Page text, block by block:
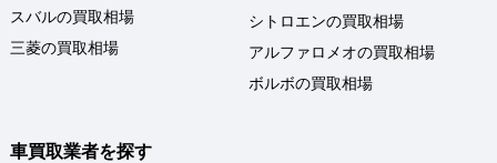
スバルの買取相場
三菱の買取相場
シトロエンの買取相場
アルファロメオの買取相場
ボルボの買取相場
車買取業者を探す